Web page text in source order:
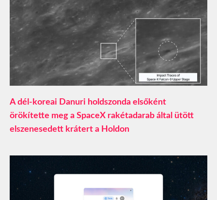
A dél-koreai Danuri holdszonda elsőként
örökítette meg a SpaceX rakétadarab által ütött
elszenesedett krátert a Holdon